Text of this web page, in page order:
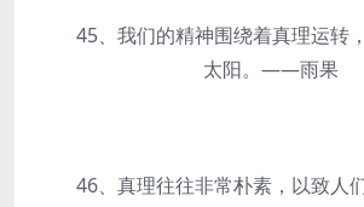
45、我们的精神围绕着真理运转
太阳。——雨果
46、真理往往非常朴素，以致人